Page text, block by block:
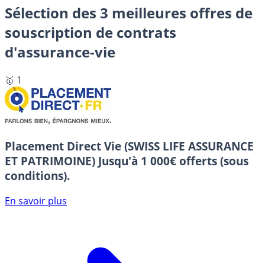
Sélection des 3 meilleures offres de
souscription de contrats
d'assurance-vie
🥇 1
Placement Direct Vie (SWISS LIFE ASSURANCE
ET PATRIMOINE) Jusqu'à 1 000€ offerts (sous
conditions).
En savoir plus